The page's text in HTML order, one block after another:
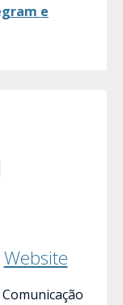
e
Website